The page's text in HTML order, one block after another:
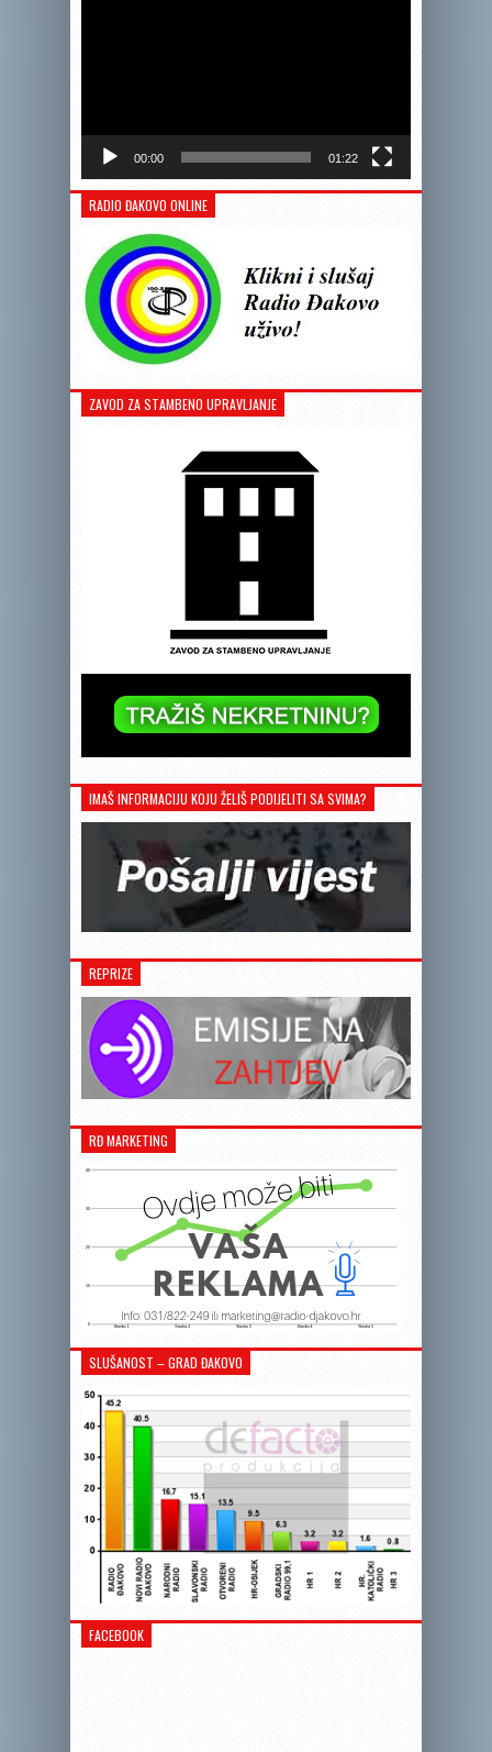
00:00 01:22
RADIO ĐAKOVO ONLINE
ZAVOD ZA STAMBENO UPRAVLJANJE
IMAŠ INFORMACIJU KOJU ŽELIŠ PODIJELITI SA SVIMA?
REPRIZE
RĐ MARKETING
SLUŠANOST – GRAD ĐAKOVO
FACEBOOK